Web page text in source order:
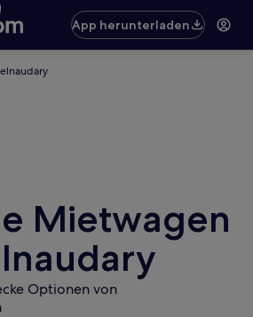
App herunterladen
Mietwagen
Optionen von